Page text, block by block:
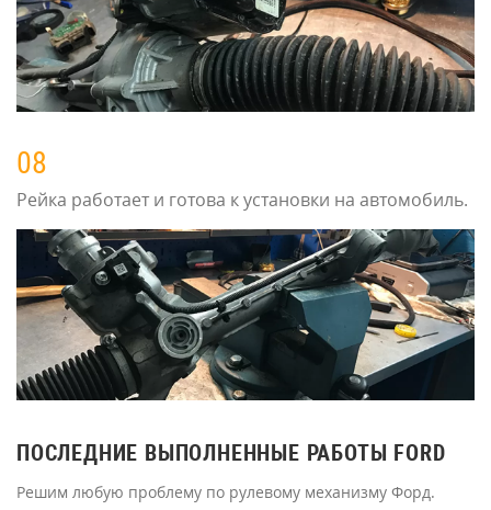
08
Рейка работает и готова к установки на автомобиль.
ПОСЛЕДНИЕ ВЫПОЛНЕННЫЕ РАБОТЫ FORD
Решим любую проблему по рулевому механизму Форд.